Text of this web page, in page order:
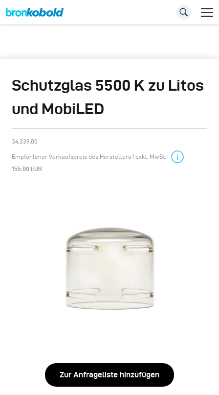
Schutzglas 5500 K zu Litos
und MobiLED
34.339.00
Empfohlener Verkaufspreis des Herstellers | exkl. MwSt.
155.00 EUR
Zur Anfrageliste hinzufügen